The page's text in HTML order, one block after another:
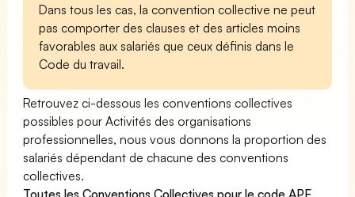
Dans tous les cas, la convention collective ne peut
pas comporter des clauses et des articles moins
favorables aux salariés que ceux définis dans le
Code du travail.
Retrouvez ci-dessous les conventions collectives
possibles pour Activités des organisations
professionnelles, nous vous donnons la proportion des
salariés dépendant de chacune des conventions
collectives.
Toutes les Conventions Collectives pour le code APE